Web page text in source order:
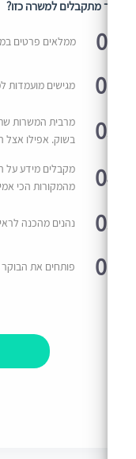
מתקבלים למשרה כזו?
ממלאים פרטים במערכת
מגישים מועמדות
מרבית המשרות שתראו
בשוק. אפילו אצל
מקבלים מידע על
מהמקורות הכי אמינים
נהנים מהכנה לראיון
פותחים את הבוקר עם